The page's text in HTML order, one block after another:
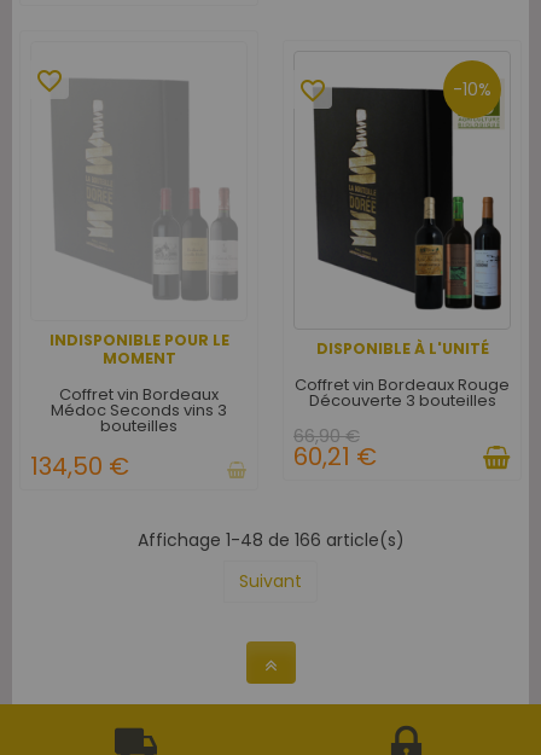
INDISPONIBLE POUR LE
MOMENT
favorite_border
Coffret vin Bordeaux
Médoc Seconds vins 3
bouteilles
134,50 €
-10%
DISPONIBLE À L'UNITÉ
favorite_border
Coffret vin Bordeaux Rouge
Découverte 3 bouteilles
66,90 €
60,21 €
Affichage 1-48 de 166 article(s)
Suivant